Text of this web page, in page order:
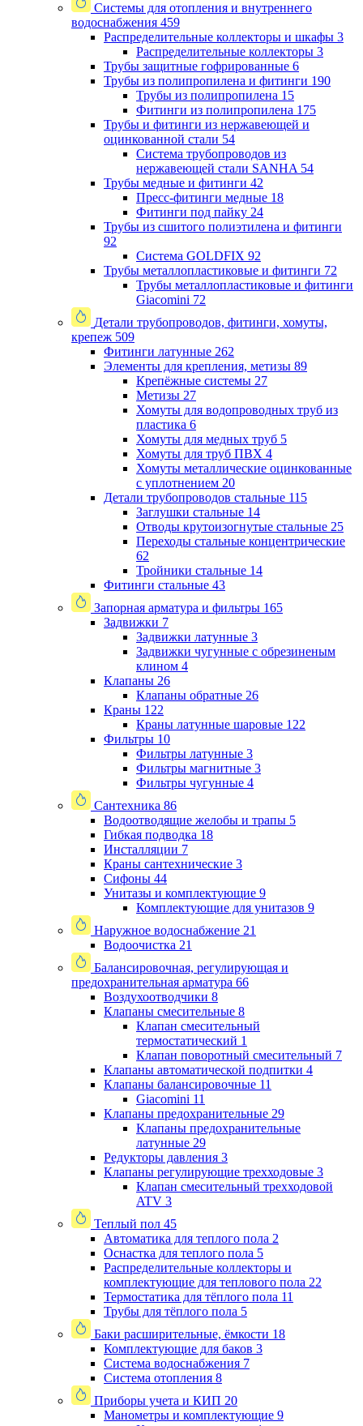
Системы для отопления и внутреннего
водоснабжения 459
Распределительные коллекторы и шкафы 3
Распределительные коллекторы 3
Трубы защитные гофрированные 6
Трубы из полипропилена и фитинги 190
Трубы из полипропилена 15
Фитинги из полипропилена 175
Трубы и фитинги из нержавеющей и
оцинкованной стали 54
Система трубопроводов из
нержавеющей стали SANHA 54
Трубы медные и фитинги 42
Пресс-фитинги медные 18
Фитинги под пайку 24
Трубы из сшитого полиэтилена и фитинги
92
Система GOLDFIX 92
Трубы металлопластиковые и фитинги 72
Трубы металлопластиковые и фитинги
Giacomini 72
Детали трубопроводов, фитинги, хомуты,
крепеж 509
Фитинги латунные 262
Элементы для крепления, метизы 89
Крепёжные системы 27
Метизы 27
Хомуты для водопроводных труб из
пластика 6
Хомуты для медных труб 5
Хомуты для труб ПВХ 4
Хомуты металлические оцинкованные
с уплотнением 20
Детали трубопроводов стальные 115
Заглушки стальные 14
Отводы крутоизогнутые стальные 25
Переходы стальные концентрические
62
Тройники стальные 14
Фитинги стальные 43
Запорная арматура и фильтры 165
Задвижки 7
Задвижки латунные 3
Задвижки чугунные с обрезиненым
клином 4
Клапаны 26
Клапаны обратные 26
Краны 122
Краны латунные шаровые 122
Фильтры 10
Фильтры латунные 3
Фильтры магнитные 3
Фильтры чугунные 4
Сантехника 86
Водоотводящие желобы и трапы 5
Гибкая подводка 18
Инсталляции 7
Краны сантехнические 3
Сифоны 44
Унитазы и комплектующие 9
Комплектующие для унитазов 9
Наружное водоснабжение 21
Водоочистка 21
Балансировочная, регулирующая и
предохранительная арматура 66
Воздухоотводчики 8
Клапаны cмесительные 8
Клапан cмесительный
термостатический 1
Клапан поворотный cмесительный 7
Клапаны автоматической подпитки 4
Клапаны балансировочные 11
Giacomini 11
Клапаны предохранительные 29
Клапаны предохранительные
латунные 29
Редукторы давления 3
Клапаны регулирующие трехходовые 3
Клапан смесительный трехходовой
ATV 3
Теплый пол 45
Автоматика для теплого пола 2
Оснастка для теплого пола 5
Распределительные коллекторы и
комплектующие для теплового пола 22
Термостатика для тёплого пола 11
Трубы для тёплого пола 5
Баки расширительные, ёмкости 18
Комплектующие для баков 3
Система водоснабжения 7
Система отопления 8
Приборы учета и КИП 20
Манометры и комплектующие 9